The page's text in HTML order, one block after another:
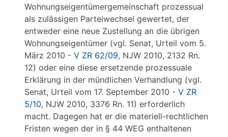
Wohnungseigentümergemeinschaft prozessual
als zulässigen Parteiwechsel gewertet, der
entweder eine neue Zustellung an die übrigen
Wohnungseigentümer (vgl. Senat, Urteil vom 5.
März 2010 - V ZR 62/09, NJW 2010, 2132 Rn.
12) oder eine diese ersetzende prozessuale
Erklärung in der mündlichen Verhandlung (vgl.
Senat, Urteil vom 17. September 2010 - V ZR
5/10, NJW 2010, 3376 Rn. 11) erforderlich
macht. Dagegen hat er die materiell-rechtlichen
Fristen wegen der in § 44 WEG enthaltenen